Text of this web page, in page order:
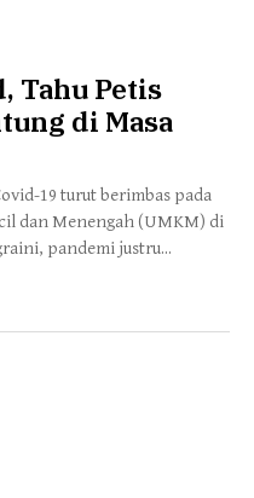
Tahu Petis
di Masa
19 turut berimbas pada
dan Menengah (UMKM) di
pandemi justru...